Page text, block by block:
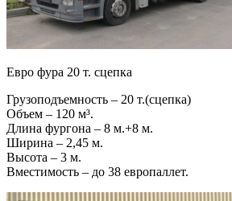
Евро фура 20 т. сцепка
Грузоподъемность – 20 т.(сцепка)
Объем – 120 м³.
Длина фургона – 8 м.+8 м.
Ширина – 2,45 м.
Высота – 3 м.
Вместимость – до 38 европаллет.